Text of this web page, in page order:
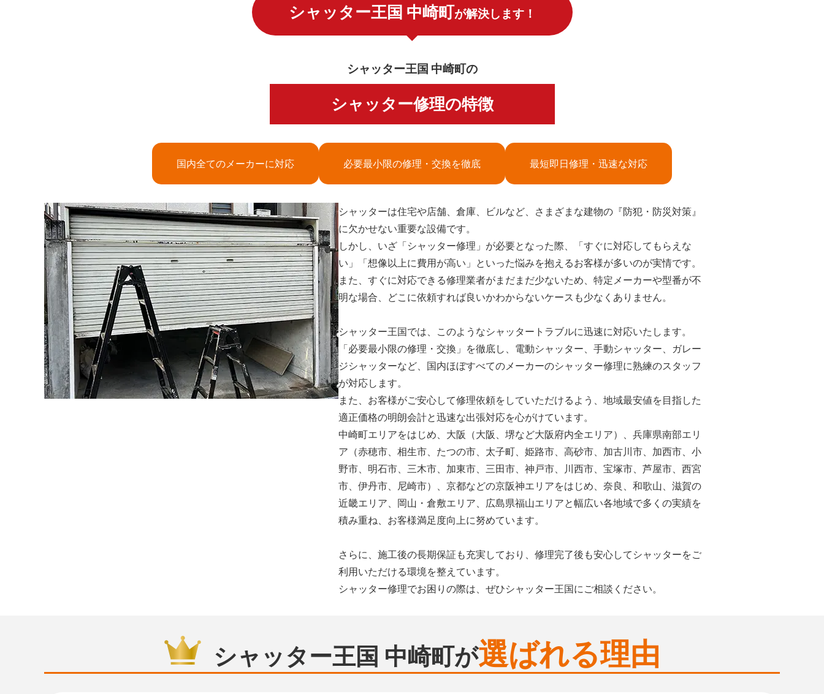
シャッター王国 中崎町が解決します！
シャッター王国 中崎町の
シャッター修理の特徴
国内全てのメーカーに対応 必要最小限の修理・交換を徹底 最短即日修理・迅速な対応
シャッターは住宅や店舗、倉庫、ビルなど、さまざまな建物の『防犯・防災対策』
に欠かせない重要な設備です。
しかし、いざ「シャッター修理」が必要となった際、「すぐに対応してもらえな
い」「想像以上に費用が高い」といった悩みを抱えるお客様が多いのが実情です。
また、すぐに対応できる修理業者がまだまだ少ないため、特定メーカーや型番が不
明な場合、どこに依頼すれば良いかわからないケースも少なくありません。
シャッター王国では、このようなシャッタートラブルに迅速に対応いたします。
「必要最小限の修理・交換」を徹底し、電動シャッター、手動シャッター、ガレー
ジシャッターなど、国内ほぼすべてのメーカーのシャッター修理に熟練のスタッフ
が対応します。
また、お客様がご安心して修理依頼をしていただけるよう、地域最安値を目指した
適正価格の明朗会計と迅速な出張対応を心がけています。
中崎町エリアをはじめ、大阪（大阪、堺など大阪府内全エリア）、兵庫県南部エリ
ア（赤穂市、相生市、たつの市、太子町、姫路市、高砂市、加古川市、加西市、小
野市、明石市、三木市、加東市、三田市、神戸市、川西市、宝塚市、芦屋市、西宮
市、伊丹市、尼崎市）、京都などの京阪神エリアをはじめ、奈良、和歌山、滋賀の
近畿エリア、岡山・倉敷エリア、広島県福山エリアと幅広い各地域で多くの実績を
積み重ね、お客様満足度向上に努めています。
さらに、施工後の長期保証も充実しており、修理完了後も安心してシャッターをご
利用いただける環境を整えています。
シャッター修理でお困りの際は、ぜひシャッター王国にご相談ください。
シャッター王国 中崎町が選ばれる理由